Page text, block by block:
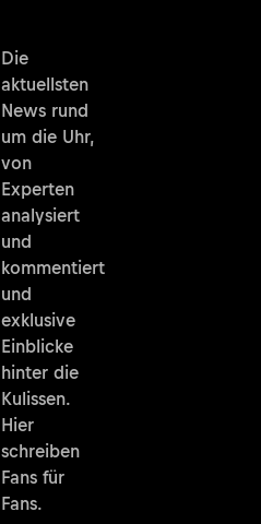
Die
aktuellsten
News rund
um die Uhr,
von
Experten
analysiert
und
kommentiert
und
exklusive
Einblicke
hinter die
Kulissen.
Hier
schreiben
Fans für
Fans.